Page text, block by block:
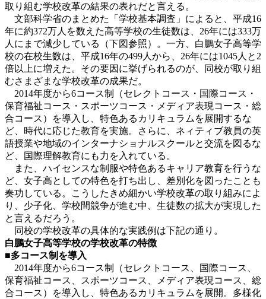
取り組む学校改革の結果の表れだと言える。
文部科学省のまとめた「学校基本調査」によると、平成16
年に約372万人を数えた高等学校の生徒数は、26年には333万
人にまで減少している（下図参照）。一方、白鵬女子高等学
校の在校生数は、平成16年の499人から、26年には1045人と2
倍以上に増えた。その要因に挙げられるのが、同校が取り組
むさまざまな学校改革の成果だ。
2014年度から6コース制（セレクトコース・国際コース・
保育福祉コース・スポーツコース・メディア表現コース・総
合コース）を導入し、特色あるカリキュラムを展開するな
ど、時代に応じた教育を実施。さらに、ネィティブ教員の英
語授業や地域のインターナショナルスクールと交流を図るな
ど、国際理解教育にも力を入れている。
また、ハイセンスな制服や特色あるキャリア教育を行うな
ど、女子高としての特色を打ち出し、差別化を図ったことも
奏功している。こうしたきめ細かい学校改革の取り組みによ
り、少子化、学校間競争が進む中、生徒数の拡大が実現した
と言えるだろう。
同校の学校改革の具体的な実践例は下記の通り。
白鵬女子高等学校の学校改革の特徴
■多コース制を導入
2014年度から6コース制（セレクトコース、国際コース、
保育福祉コース、スポーツコース、メディア表現コース、総
合コース）を導入し、特色あるカリキュラムを展開。多様化